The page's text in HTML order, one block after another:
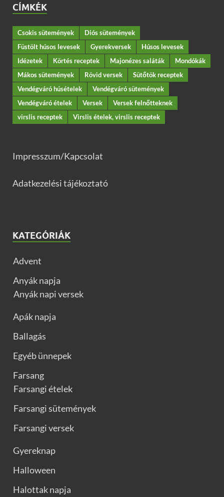
CÍMKÉK
Csokis sütemények
Diós sütemények
Füstölt húsos levesek
Gyerekversek
Húsos levesek
Idézetek
Körtés receptek Majonézes saláták
Mondókák
Mákos sütemények
Rövid versek
Sütőtök receptek
Vendégváró húsételek
Vendégváró sütemények
Vendégváró ételek
Versek
Versek felnőtteknek
virslis receptek
Virslis ételek, virslis receptek
Impresszum/Kapcsolat
Adatkezelési tájékoztató
KATEGÓRIÁK
Advent
Anyák napja
Anyák napi versek
Apák napja
Ballagás
Egyéb ünnepek
Farsang
Farsangi ételek
Farsangi sütemények
Farsangi versek
Gyereknap
Halloween
Halottak napja